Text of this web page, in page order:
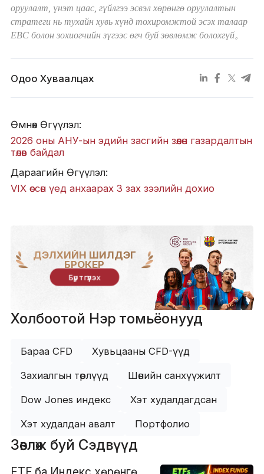
оруулалт, үнэт цаас, гүйлгээ эсвэл хөрөнгө оруулалтын
стратеги нь тухайн хувь хүнд тохиромжтой эсэх талаар
EBC болон зохиогчийн зүгээс өгч буй зөвлөмж болохгүй。
Одоо Хуваалцах
Өмнөх Өгүүлэл:
2026 оны АНУ-ын эдийн засгийн зөөлөн газардалтын
төлөв байдал
Дараагийн Өгүүлэл:
VIX өссөн үед анхаарах 3 зах зээлийн дохио
ДЭЛХИЙН ШИЛДЭГ
БРОКЕР
Бүртгүүлэх
Холбоотой Нэр томьёонууд
Бараа CFD Хувьцааны CFD-үүд
Захиалгын төрлүүд Шөнийн санхүүжилт
Dow Jones индекс Хэт худалдагдсан
Хэт худалдан авалт Портфолио
Зөвлөж буй Сэдвүүд